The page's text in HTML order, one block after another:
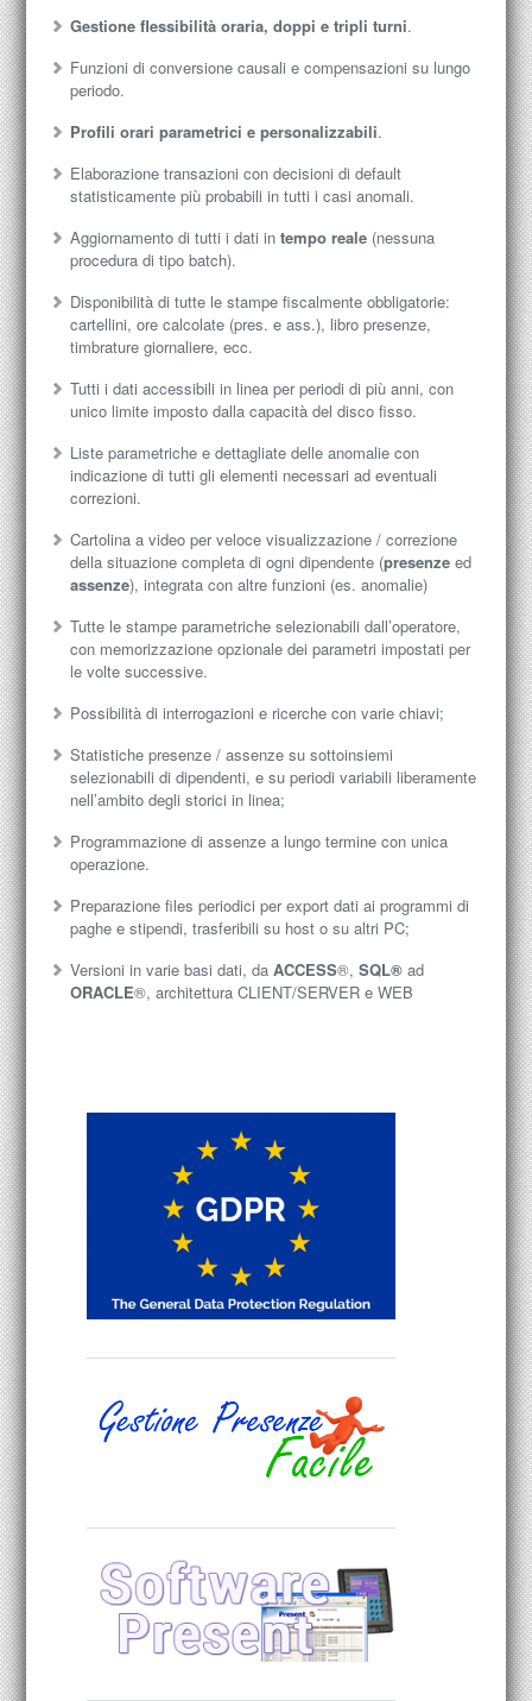
Gestione flessibilità oraria, doppi e tripli turni.
Funzioni di conversione causali e compensazioni su lungo
periodo.
Profili orari parametrici e personalizzabili.
Elaborazione transazioni con decisioni di default
statisticamente più probabili in tutti i casi anomali.
Aggiornamento di tutti i dati in tempo reale(nessuna
procedura di tipo batch).
Disponibilità di tutte le stampe fiscalmente obbligatorie:
cartellini, ore calcolate (pres. e ass.), libro presenze,
timbrature giornaliere, ecc.
Tutti i dati accessibili in linea per periodi di più anni, con
unico limite imposto dalla capacità del disco fisso.
Liste parametriche e dettagliate delle anomalie con
indicazione di tutti gli elementi necessari ad eventuali
correzioni.
Cartolina a video per veloce visualizzazione / correzione
della situazione completa di ogni dipendente (presenzeed
assenze), integrata con altre funzioni (es. anomalie)
Tutte le stampe parametriche selezionabili dall’operatore,
con memorizzazione opzionale dei parametri impostati per
le volte successive.
Possibilità di interrogazioni e ricerche con varie chiavi;
Statistiche presenze / assenze su sottoinsiemi
selezionabili di dipendenti, e su periodi variabili liberamente
nell’ambito degli storici in linea;
Programmazione di assenze a lungo termine con unica
operazione.
Preparazione files periodici per export dati ai programmi di
paghe e stipendi, trasferibili su host o su altri PC;
Versioni in varie basi dati, da ACCESS®, SQL®ad
ORACLE®, architettura CLIENT/SERVER e WEB